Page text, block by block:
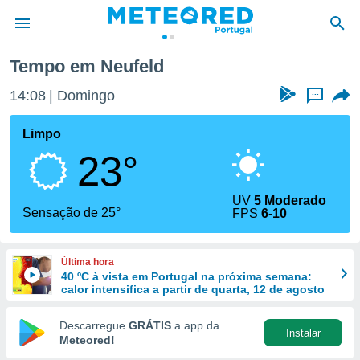
da
foi
fornecidas
a este
das
e
forma
digital
Tempo em Neufeld
14:08 Domingo ...
Limpo
23°
Sensação de 25°
UV5 Moderado
FPS6-10
Última hora
40 ºC à vista em Portugal na próxima semana:
calor intensifica a partir de quarta, 12 de agosto
Descarregue GRÁTIS a app da
Meteored!
Instalar